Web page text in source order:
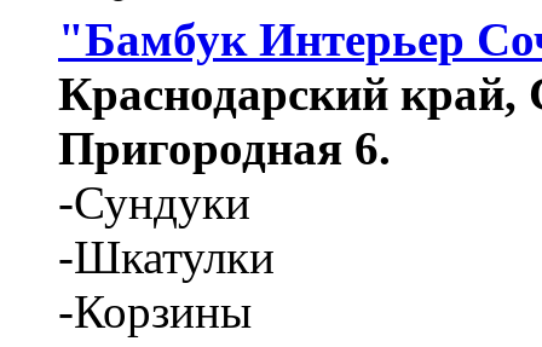
"Бамбук Интерьер
Краснодарский
Пригородная 6.
-Сундуки
-Шкатулки
-Корзины